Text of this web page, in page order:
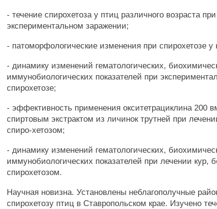
- течение спирохетоза у птиц различного возраста при
экспериментальном заражении;
- патоморфологические изменения при спирохетозе у
- динамику изменений гематологических,
иммунобиологических показателей при
спирохетозе;
- эффективность применения окситетрациклина 200
спиртовым экстрактом из личинок трутней при
спиро-хетозом;
- динамику изменений гематологических,
иммунобиологических показателей при лечении кур,
спирохетозом.
Научная новизна. Установлены неблагополучные
спирохетозу птиц в Ставропольском крае. Изучено